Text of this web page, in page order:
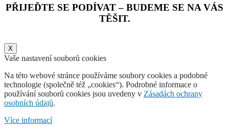
PŘIJEĎTE SE PODÍVAT – BUDEME SE NA VÁS
TĚŠIT.
X
Vaše nastavení souborů cookies
Na této webové stránce používáme soubory cookies a podobné
technologie (společně též „cookies“). Podrobné informace o
používání souborů cookies jsou uvedeny v Zásadách ochrany
osobních údajů.
Více informací